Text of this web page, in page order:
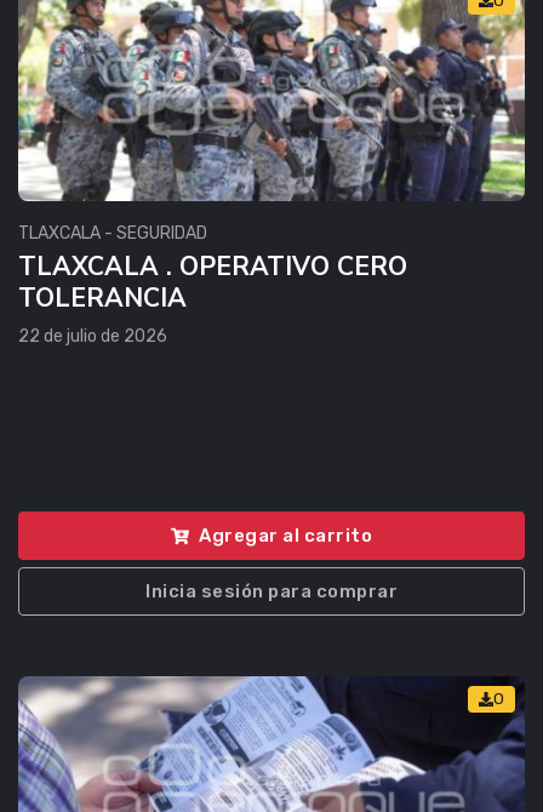
TLAXCALA - SEGURIDAD
TLAXCALA . OPERATIVO CERO
TOLERANCIA
22 de julio de 2026
Agregar al carrito
Inicia sesión para comprar
0